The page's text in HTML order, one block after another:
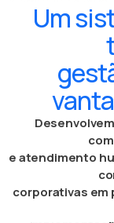
Um
e atendimento
corporativas em